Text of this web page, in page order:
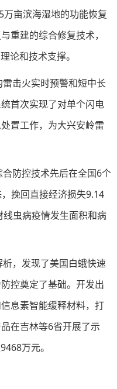
万亩滨海湿地的功能恢复
重建的综合修复技术，
论和技术支撑。
击火实时预警和短中长
首次实现了对单个闪电
置工作，为大兴安岭雷
防控技术先后在全国6个
挽回直接经济损失9.14
虫病疫情发生面积和病
，发现了美国白蛾快速
控奠定了基础。开发出
息素智能缓释材料，打
在吉林等6省开展了示
万元。